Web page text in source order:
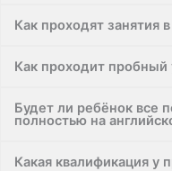
Как проходят занятия
Как проходит пробный
Будет ли ребёнок все
полностью на
Какая квалификация у